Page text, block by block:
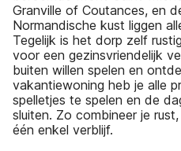
Granville of Coutances, en
Normandische kust liggen
Tegelijk is het dorp zelf
voor een gezinsvriendelijk
buiten willen spelen en
vakantiewoning heb je alle
spelletjes te spelen en de
sluiten. Zo combineer je
één enkel verblijf.